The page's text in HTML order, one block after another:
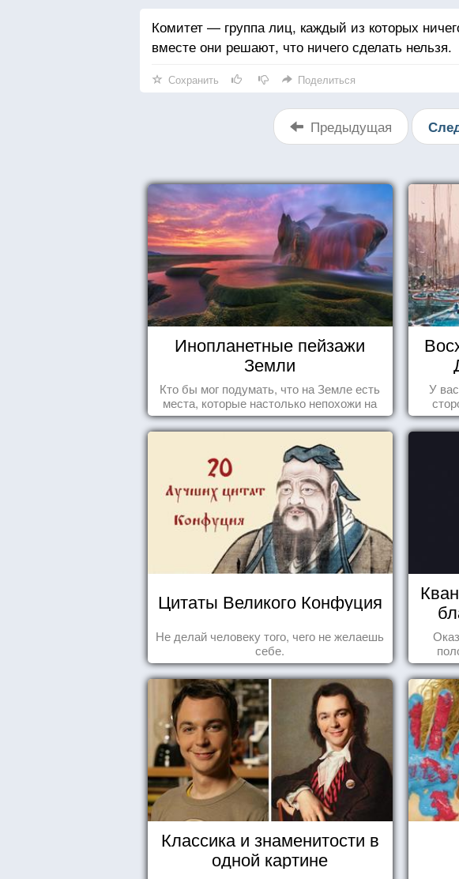
Комитет — группа лиц, каждый из которых
вместе они решают, что ничего сделать нельзя.
Сохранить Поделиться
Предыдущая
Инопланетные пейзажи
Земли
Кто бы мог подумать, что на Земле есть
места, которые настолько непохожи на
привычные для человечества пейзажи,
что кажутся и вовсе инопланетными!
У
Цитаты Великого Конфуция
Не делай человеку того, чего не желаешь
себе.
Классика и знаменитости в
одной картине